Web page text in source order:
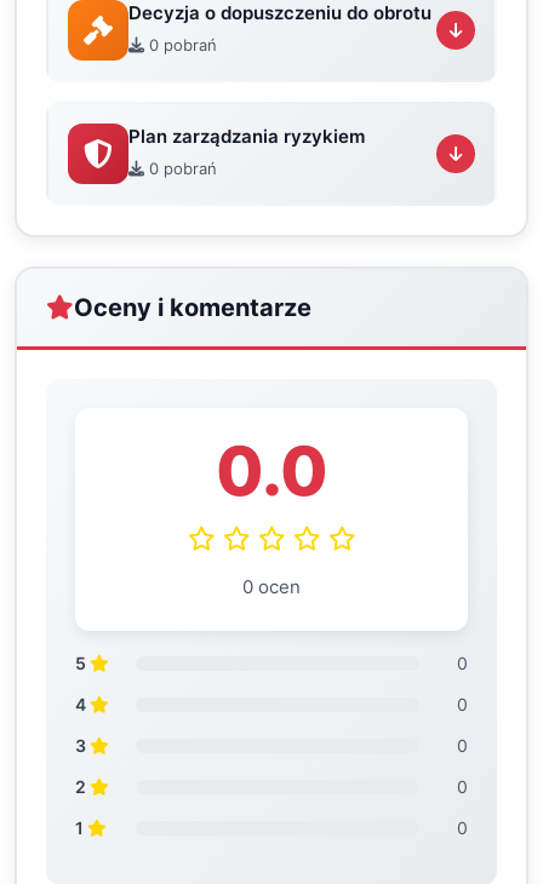
Decyzja o dopuszczeniu do obrotu
0 pobrań
Plan zarządzania ryzykiem
0 pobrań
Oceny i komentarze
0.0
0 ocen
5
0
4
0
3
0
2
0
1
0